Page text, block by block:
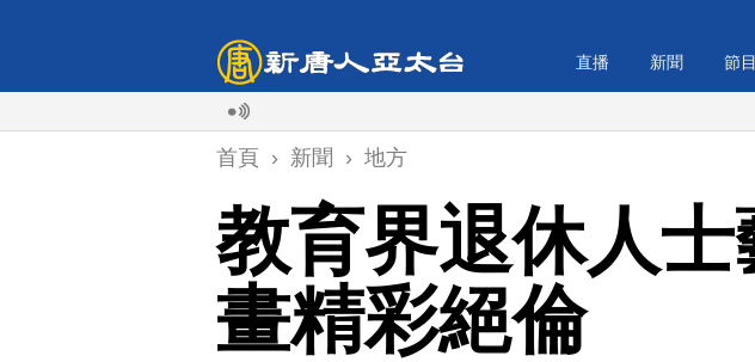
直播 新聞 節目
首頁 › 新聞 › 地方
教育界退休人
畫精彩絕倫